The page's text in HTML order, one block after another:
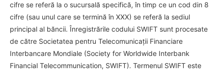
cifre se referă la o sucursală specifică, în timp ce un cod din 8
cifre (sau unul care se termină în XXX) se referă la sediul
principal al băncii. Înregistrările codului SWIFT sunt procesate
de către Societatea pentru Telecomunicații Financiare
Interbancare Mondiale (Society for Worldwide Interbank
Financial Telecommunication, SWIFT). Termenul SWIFT este